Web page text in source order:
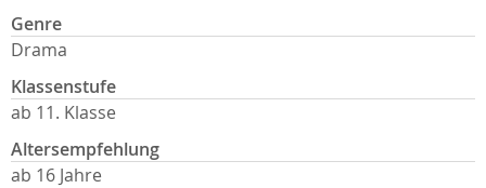
Genre
Drama
Klassenstufe
ab 11. Klasse
Altersempfehlung
ab 16 Jahre